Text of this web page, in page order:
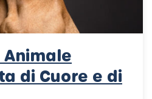
di Cuore e di